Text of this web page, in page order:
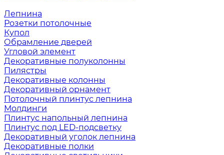
Лепнина
Розетки потолочные
Купол
Обрамление дверей
Угловой элемент
Декоративные полуколонны
Пилястры
Декоративные колонны
Декоративный орнамент
Потолочный плинтус лепнина
Молдинги
Плинтус напольный лепнина
Плинтус под LED-подсветку
Декоративный уголок лепнина
Декоративные полки